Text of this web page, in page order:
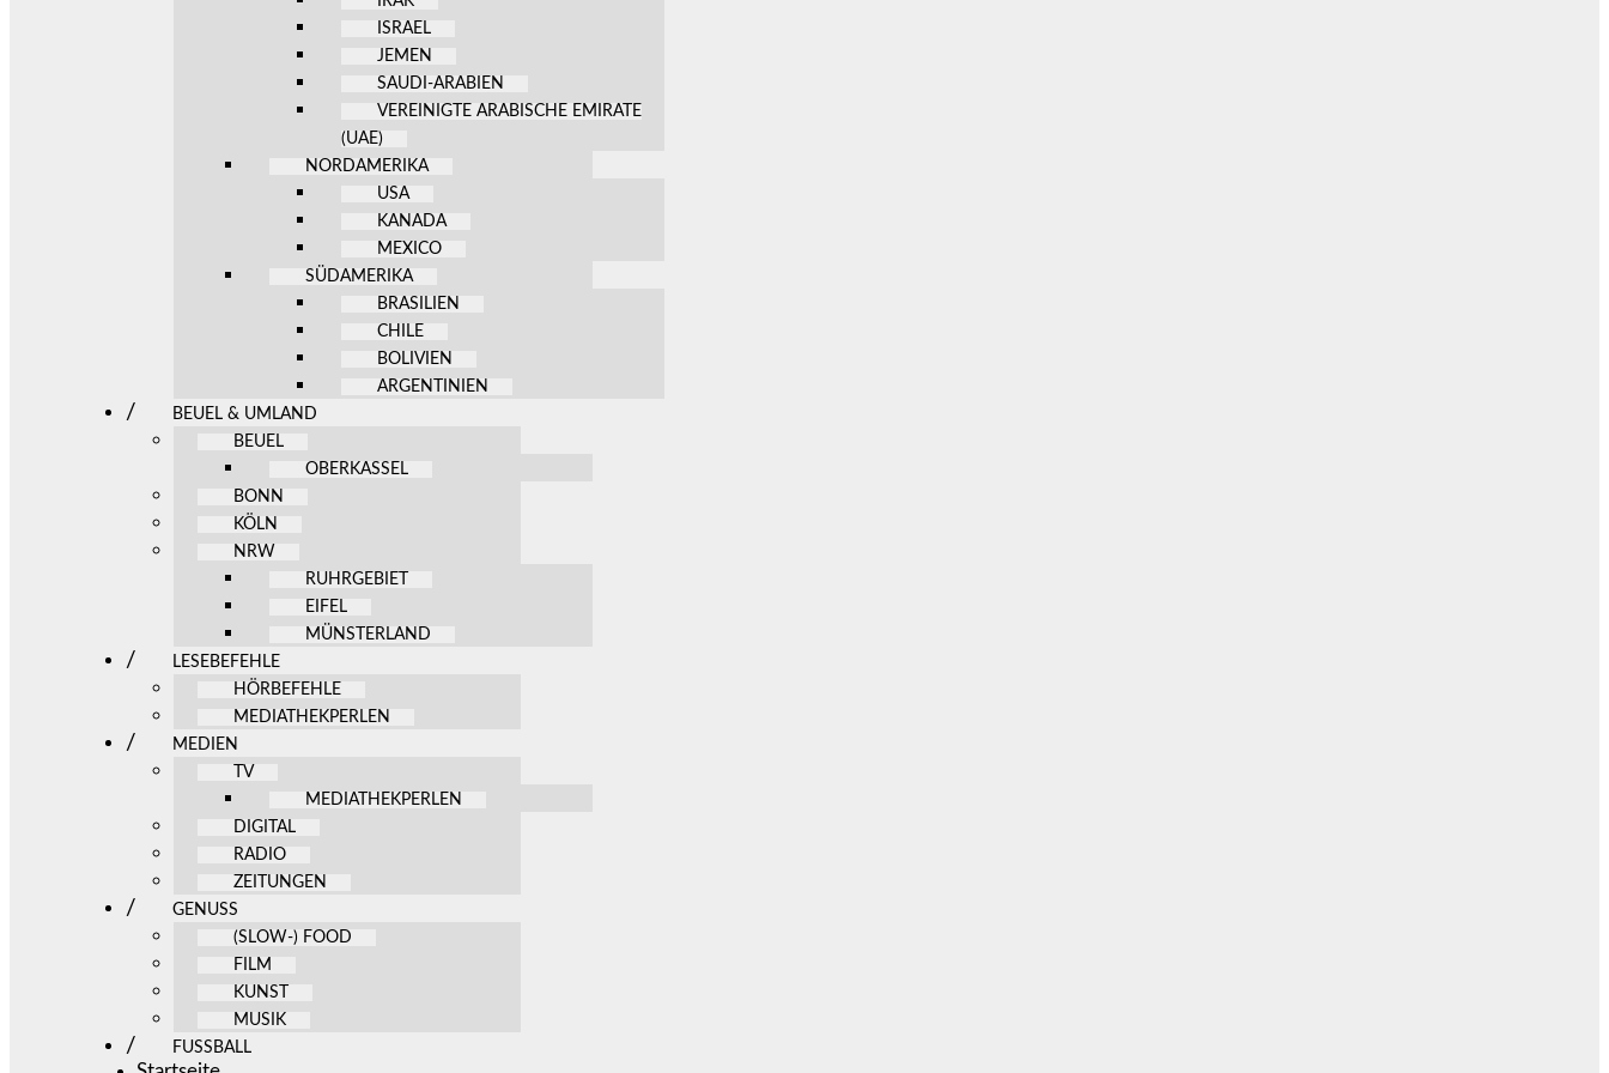
ISRAEL
JEMEN
SAUDI-ARABIEN
VEREINIGTE ARABISCHE EMIRATE
(UAE)
NORDAMERIKA
USA
KANADA
MEXICO
SÜDAMERIKA
BRASILIEN
CHILE
BOLIVIEN
ARGENTINIEN
BEUEL & UMLAND
BEUEL
OBERKASSEL
BONN
KÖLN
NRW
RUHRGEBIET
EIFEL
MÜNSTERLAND
LESEBEFEHLE
HÖRBEFEHLE
MEDIATHEKPERLEN
MEDIEN
TV
MEDIATHEKPERLEN
DIGITAL
RADIO
ZEITUNGEN
GENUSS
(SLOW-) FOOD
FILM
KUNST
MUSIK
FUSSBALL